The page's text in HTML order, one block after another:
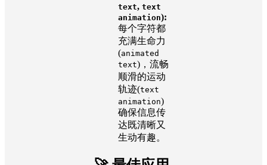
text, text
animation):
每个字符都
充满生命力
(animated
text)，流畅
顺滑的运动
轨迹(text
animation)
确保信息传
达既清晰又
生动有趣。